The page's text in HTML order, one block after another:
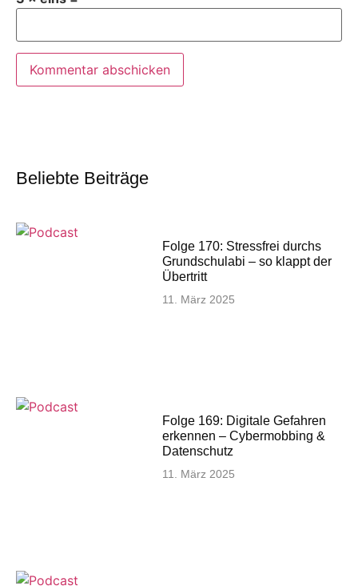
Beliebte Beiträge
Folge 170: Stressfrei durchs
Grundschulabi – so klappt der
Übertritt
11. März 2025
Folge 169: Digitale Gefahren
erkennen – Cybermobbing &
Datenschutz
11. März 2025